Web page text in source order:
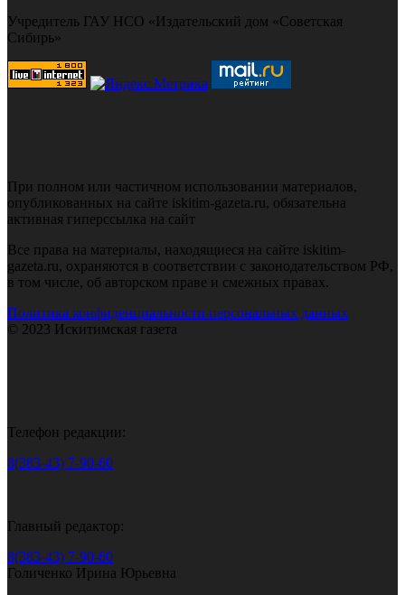
Учредитель ГАУ НСО «Издательский дом «Советская
Сибирь»
При полном или частичном использовании материалов,
опубликованных на сайте iskitim-gazeta.ru, обязательна
активная гиперссылка на сайт
Все права на материалы, находящиеся на сайте iskitim-
gazeta.ru, охраняются в соответствии с законодательством РФ,
в том числе, об авторском праве и смежных правах.
Политика конфиденциальности персональных данных
© 2023 Искитимская газета
Телефон редакции:
8(383-43) 7-90-60
Главный редактор:
8(383-43) 7-90-60
Голиченко Ирина Юрьевна